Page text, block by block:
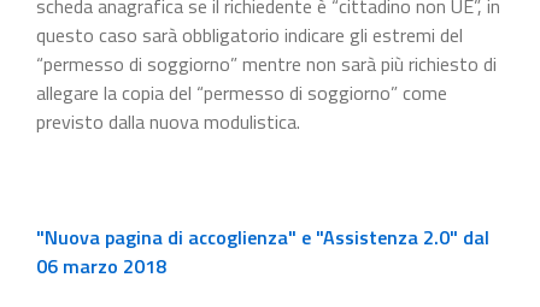
scheda anagrafica se il richiedente è “cittadino non UE”, in
questo caso sarà obbligatorio indicare gli estremi del
“permesso di soggiorno” mentre non sarà più richiesto di
allegare la copia del “permesso di soggiorno” come
previsto dalla nuova modulistica.
"Nuova pagina di accoglienza" e "Assistenza 2.0" dal
06 marzo 2018